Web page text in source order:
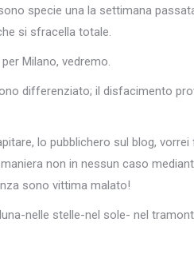
specie una la settimana
si sfracella totale.
Milano, vedremo.
differenziato; il disfacimento
lo pubblichero sul blog, vorrei
non in nessun caso
sono vittima malato!
nelle stelle-nel sole- nel